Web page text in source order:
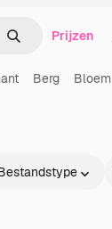
op afbeelding
ZoekenPrijzen
Berg Bloem